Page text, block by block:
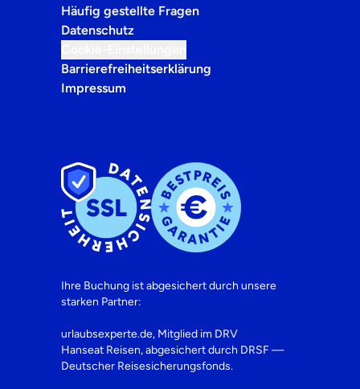
Häufig gestellte Fragen
Datenschutz
Barrierefreiheitserklärung
Impressum
Ihre Buchung ist abgesichert durch unsere
starken Partner:
urlaubsexperte.de, Mitglied im DRV
Hanseat Reisen, abgesichert durch DRSF —
Deutscher Reisesicherungsfonds.